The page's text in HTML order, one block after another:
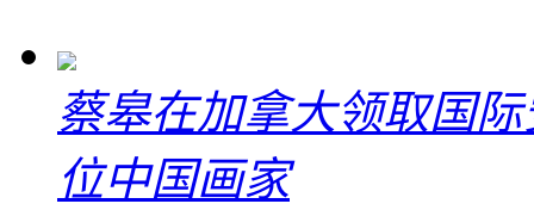
蔡皋在加拿大领取国
位中国画家